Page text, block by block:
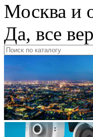
Москва и
Да, все